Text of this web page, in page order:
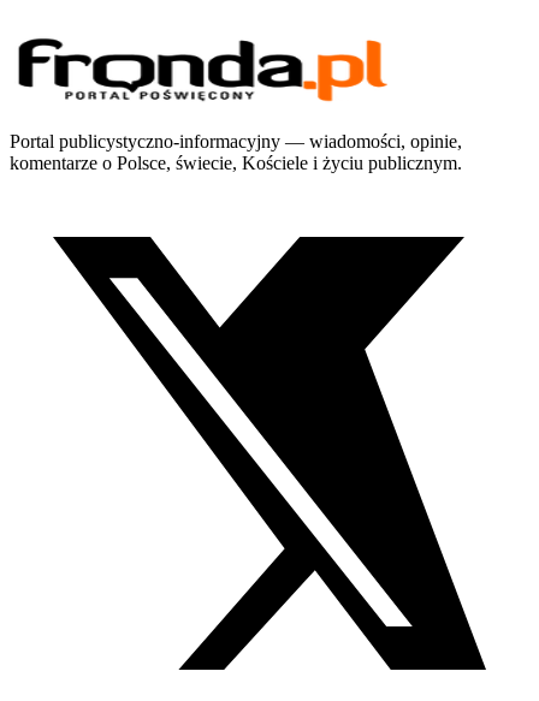
Portal publicystyczno-informacyjny — wiadomości, opinie,
komentarze o Polsce, świecie, Kościele i życiu publicznym.